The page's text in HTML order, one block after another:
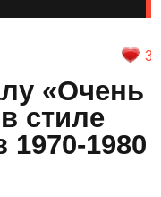
3
«Очень
стиле
1980